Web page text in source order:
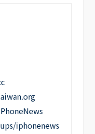
iphonenews